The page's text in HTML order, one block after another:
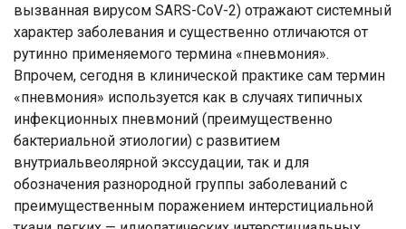
вызванная вирусом SARS-CoV-2) отражают системный
характер заболевания и существенно отличаются от
рутинно применяемого термина «пневмония».
Впрочем, сегодня в клинической практике сам термин
«пневмония» используется как в случаях типичных
инфекционных пневмоний (преимущественно
бактериальной этиологии) с развитием
внутриальвеолярной экссудации, так и для
обозначения разнородной группы заболеваний с
преимущественным поражением интерстициальной